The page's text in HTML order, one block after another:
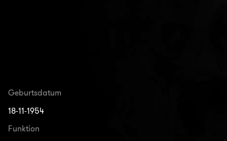
Geburtsdatum
18-11-1954
Funktion